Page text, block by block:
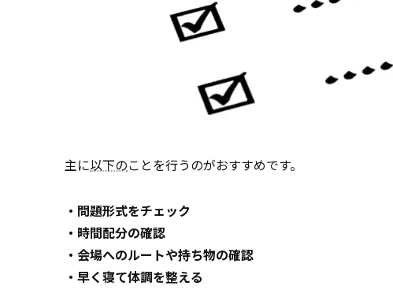
主に以下のことを行うのがおすすめです。
・問題形式をチェック
・時間配分の確認
・会場へのルートや持ち物の確認
・早く寝て体調を整える